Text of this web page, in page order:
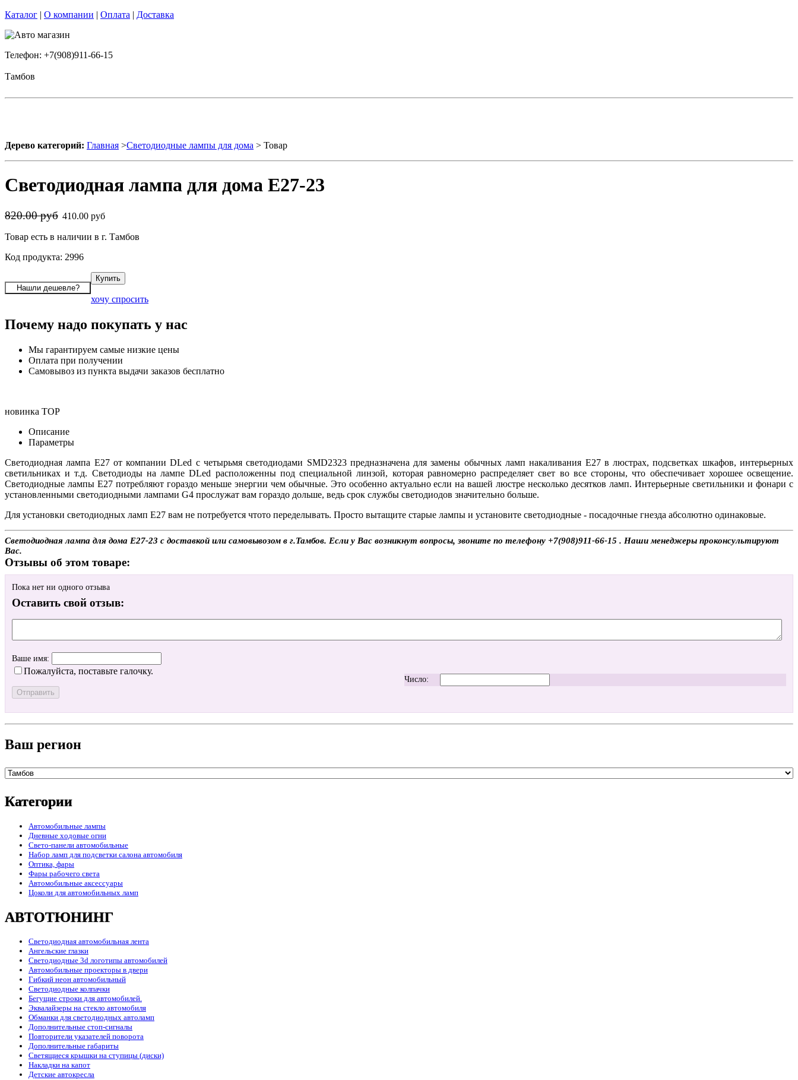
Каталог | О компании | Оплата | Доставка
Телефон: +7(908)911-66-15
Тамбов
Дерево категорий: Главная >Светодиодные лампы для дома > Товар
Светодиодная лампа для дома E27-23
820.00 руб 410.00 руб
Товар есть в наличии в г. Тамбов
Код продукта: 2996
хочу спросить
Почему надо покупать у нас
Мы гарантируем самые низкие цены
Оплата при получении
Самовывоз из пункта выдачи заказов бесплатно
новинка TOP
Описание
Параметры
Светодиодная лампа E27 от компании DLed с четырьмя светодиодами SMD2323 предназначена для замены обычных ламп накаливания E27 в люстрах, подсветках шкафов, интерьерных
светильниках и т.д. Светодиоды на лампе DLed расположенны под специальной линзой, которая равномерно распределяет свет во все стороны, что обеспечивает хорошее освещение.
Светодиодные лампы E27 потребляют гораздо меньше энергии чем обычные. Это особенно актуально если на вашей люстре несколько десятков ламп. Интерьерные светильники и фонари с
установленными светодиодными лампами G4 прослужат вам гораздо дольше, ведь срок службы светодиодов значительно больше.
Для установки светодиодных ламп E27 вам не потребуется чтото переделывать. Просто вытащите старые лампы и установите светодиодные - посадочные гнезда абсолютно одинаковые.
Светодиодная лампа для дома E27-23 с доставкой или самовывозом в г.Тамбов. Если у Вас возникнут вопросы, звоните по телефону +7(908)911-66-15 . Наши менеджеры проконсультируют
Вас.
Отзывы об этом товаре:
Пока нет ни одного отзыва
Оставить свой отзыв:
Ваше имя:
Пожалуйста, поставьте галочку.
Число:
Ваш регион
Категории
Автомобильные лампы
Дневные ходовые огни
Свето-панели автомобильные
Набор ламп для подсветки салона автомобиля
Оптика, фары
Фары рабочего света
Автомобильные аксессуары
Цоколи для автомобильных ламп
АВТОТЮНИНГ
Светодиодная автомобильная лента
Ангельские глазки
Светодиодные 3d логотипы автомобилей
Автомобильные проекторы в двери
Гибкий неон автомобильный
Светодиодные колпачки
Бегущие строки для автомобилей.
Эквалайзеры на стекло автомобиля
Обманки для светодиодных автоламп
Дополнительные стоп-сигналы
Повторители указателей поворота
Дополнительные габариты
Светящиеся крышки на ступицы (диски)
Накладки на капот
Детские автокресла